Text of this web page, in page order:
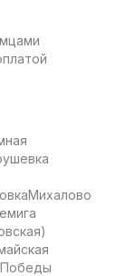
Михалово